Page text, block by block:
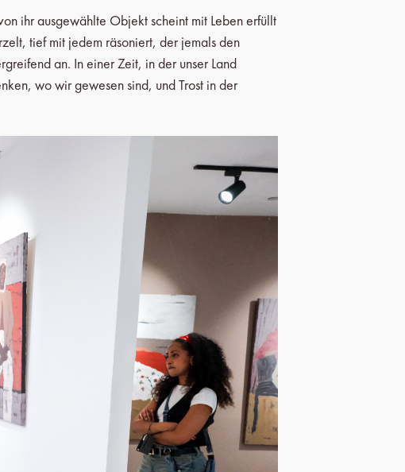
ihr ausgewählte Objekt scheint mit Leben erfüllt
tief mit jedem räsoniert, der jemals den
an. In einer Zeit, in der unser Land
wo wir gewesen sind, und Trost in der